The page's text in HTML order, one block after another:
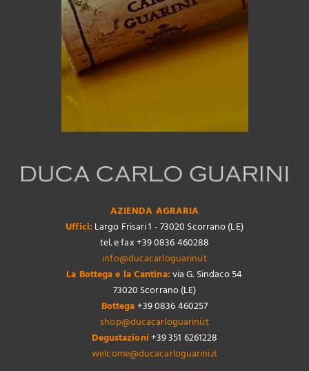
AZIENDA AGRARIA
Uffici: Largo Frisari 1 - 73020 Scorrano (LE)
tel. e fax +39 0836 460288
info@ducacarloguarini.it
La Bottega e la Cantina:via G. Sindaco 54
73020 Scorrano (LE)
Bottega+39 0836 460257
shop@ducacarloguarini.it
Degustazioni+39 351 6261228
welcome@ducacarloguarini.it